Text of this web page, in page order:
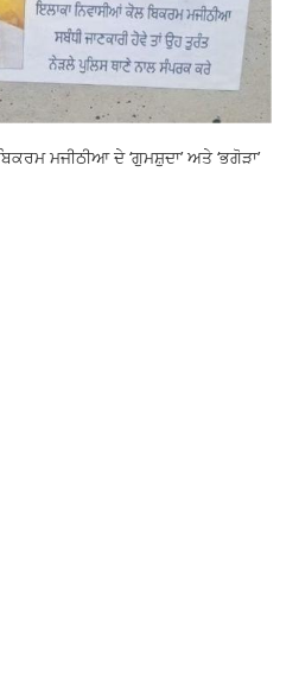
ਮਜੀਠੀਆ ਦੇ ‘ਗੁਮਸ਼ੁਦਾ’ ਅਤੇ ‘ਭਗੋੜਾ’